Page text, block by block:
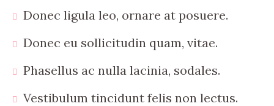
Donec ligula leo, ornare at posuere.
Donec eu sollicitudin quam, vitae.
Phasellus ac nulla lacinia, sodales.
Vestibulum tincidunt felis non lectus.